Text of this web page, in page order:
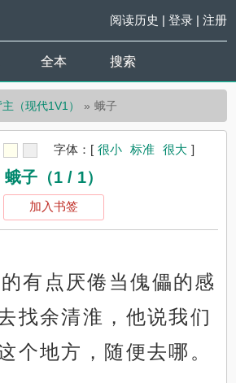
阅读历史 | 登录| 注册
全本 搜索
（现代1V1） 蛾子
字体： [ 很小 标准 很大 ]
蛾子（1 / 1）
加入书签
有点厌倦当傀儡的感
找余清淮，他说我们
个地方，随便去哪。